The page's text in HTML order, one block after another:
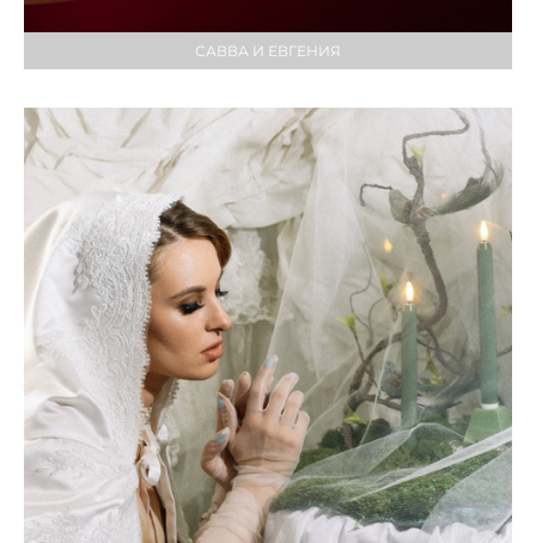
САВВА И ЕВГЕНИЯ